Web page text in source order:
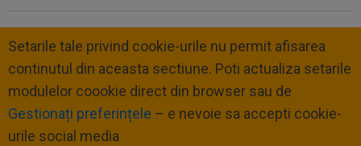
Setarile tale privind cookie-urile nu permit afisarea
continutul din aceasta sectiune. Poti actualiza setarile
modulelor coookie direct din browser sau de
Gestionați preferințele – e nevoie sa accepti cookie-
urile social media